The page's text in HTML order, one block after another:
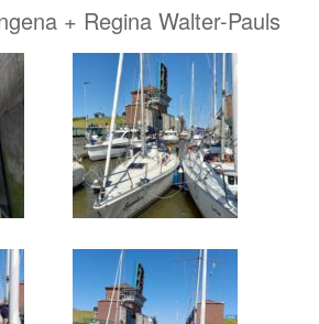
+ Regina Walter-Pauls